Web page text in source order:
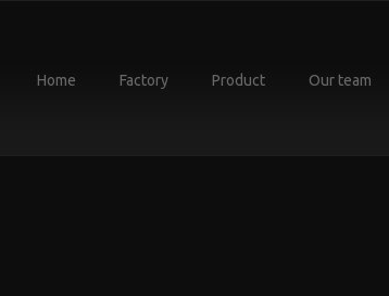
Home Factory Product Our team